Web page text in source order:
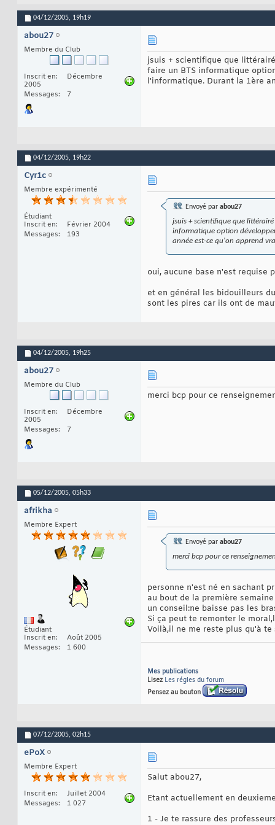
04/12/2005, 19h19
abou27
Membre du Club
Inscrit en
Décembre
2005
Messages
7
jsuis + scientifique que
faire un BTS informatique
l'informatique. Durant la 1ère
04/12/2005, 19h22
Cyr1c
Membre expérimenté
Étudiant
Inscrit en
Février 2004
Messages
193
Envoyé par abou27
jsuis + scientifique que
informatique option
année est-ce qu'on apprend
oui, aucune base n'est requise
et en général les bidouilleurs
sont les pires car ils ont de
04/12/2005, 19h25
abou27
Membre du Club
Inscrit en
Décembre
2005
Messages
7
merci bcp pour ce
05/12/2005, 05h33
afrikha
Membre Expert
Étudiant
Inscrit en
Août 2005
Messages
1 600
Envoyé par abou27
merci bcp pour ce
personne n'est né en sachant
au bout de la première
un conseil:ne baisse pas les
Si ça peut te remonter le
Voilà,il ne me reste plus qu'à
Mes publications
Lisez Les régles du forum
Pensez au bouton
07/12/2005, 02h15
ePoX
Membre Expert
Inscrit en
Juillet 2004
Messages
1 027
Salut abou27,
Etant actuellement en
1 - Je te rassure des